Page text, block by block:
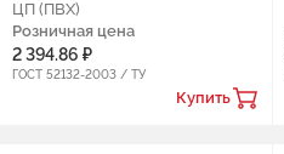
ЦП (ПВХ)
Розничная цена
2 394.86 ₽
ГОСТ 52132-2003 / ТУ
Купить